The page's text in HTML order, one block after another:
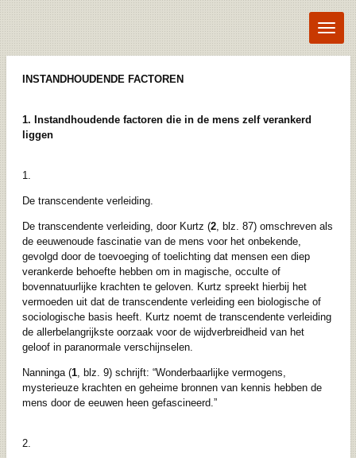
hoofdinhoud
INSTANDHOUDENDE FACTOREN
1. Instandhoudende factoren die in de mens zelf verankerd
liggen
1.
De transcendente verleiding.
De transcendente verleiding, door Kurtz (2, blz. 87) omschreven als
de eeuwenoude fascinatie van de mens voor het onbekende,
gevolgd door de toevoeging of toelichting dat mensen een diep
verankerde behoefte hebben om in magische, occulte of
bovennatuurlijke krachten te geloven. Kurtz spreekt hierbij het
vermoeden uit dat de transcendente verleiding een biologische of
sociologische basis heeft. Kurtz noemt de transcendente verleiding
de allerbelangrijkste oorzaak voor de wijdverbreidheid van het
geloof in paranormale verschijnselen.
Nanninga (1, blz. 9) schrijft: “Wonderbaarlijke vermogens,
mysterieuze krachten en geheime bronnen van kennis hebben de
mens door de eeuwen heen gefascineerd.”
2.